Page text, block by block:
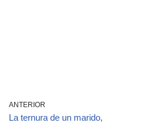
ANTERIOR
La ternura de un marido,